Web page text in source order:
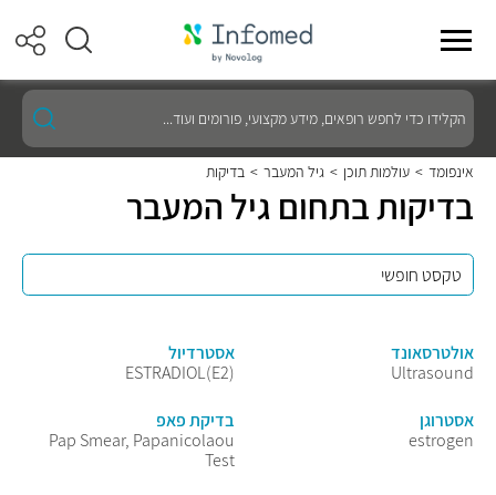
הקלידו
כדי
לחפש
רופאים,
מידע
מקצועי,
פורומים
אינפומד > עולמות תוכן > גיל המעבר > בדיקות
בדיקות בתחום גיל המעבר
אולטרסאונד
Ultrasound
אסטרדיול
ESTRADIOL(E2)
אסטרוגן
estrogen
בדיקת פאפ
Pap Smear, Papanicolaou
Test